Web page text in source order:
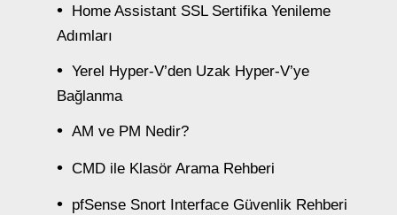
Home Assistant SSL Sertifika Yenileme
Adımları
Yerel Hyper-V’den Uzak Hyper-V’ye
Bağlanma
AM ve PM Nedir?
CMD ile Klasör Arama Rehberi
pfSense Snort Interface Güvenlik Rehberi